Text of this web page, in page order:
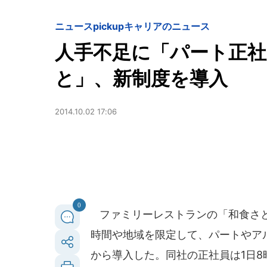
ニュースpickupキャリアのニュース
人手不足に「パート正
と」、新制度を導入
2014.10.02 17:06
0
ファミリーレストランの「和食さ
時間や地域を限定して、パートや
から導入した。同社の正社員は1日